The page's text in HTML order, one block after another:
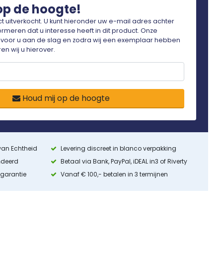
de hoogte!
uitverkocht. U kunt hieronder uw e-mail adres achter
dat u interesse heeft in dit product. Onze
u aan de slag en zodra wij een exemplaar hebben
wij u hierover.
Houd mij op de hoogte
Echtheid
Levering discreet in blanco verpakking
Betaal via Bank, PayPal, iDEAL in3 of Riverty
Vanaf € 100,- betalen in 3 termijnen